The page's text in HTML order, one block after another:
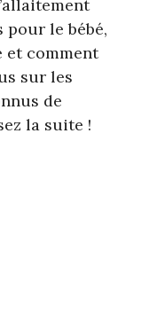
le bébé,
et comment
sur les
de
la suite !